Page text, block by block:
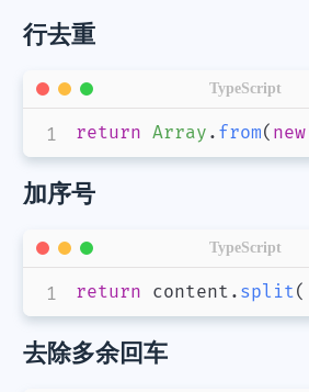
行去重
return Array . from( new
TypeScript
加序号
return content . split(
TypeScript
去除多余回车